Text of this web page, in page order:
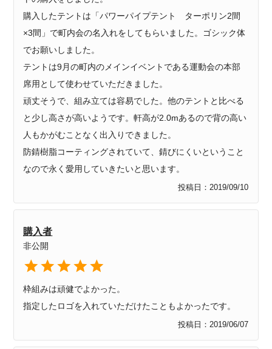
投稿日 2019/09/10
購入したテントは「パワーパイプテント　ターポリン2間
×3間」で町内会の名入れをしてもらいました。ゴシック体
でお願いしました。
テントは9月の町内のメインイベントである運動会の本部
席用として使わせていただきました。
頑丈そうで、組み立ては容易でした。他のテントと比べる
と少し高さが高いようです。軒高が2.0mあるので背の高い
人もかがむことなく出入りできました。
防錆樹脂コーティングされていて、錆びにくいということ
なので永く愛用していきたいと思います。
購入者
非公開
投稿日 2019/06/07
枠組みは頑健でよかった。
指定したロゴを入れていただけたこともよかったです。